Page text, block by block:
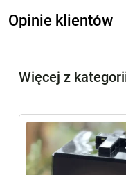
Opinie klientów
Więcej z